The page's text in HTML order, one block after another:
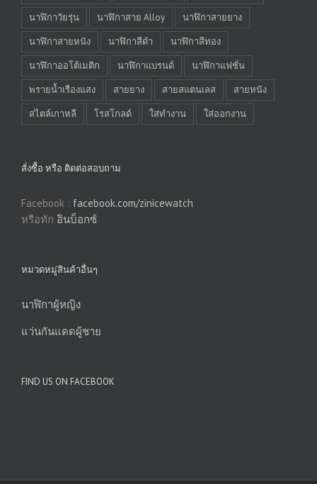
นาฬิกาวัยรุ่น
นาฬิกาสาย Alloy
นาฬิกาสายยาง
นาฬิกาสายหนัง
นาฬิกาสีดำ
นาฬิกาสีทอง
นาฬิกาออโต้เมติก
นาฬิกาแบรนด์
นาฬิกาแฟชั่น
พรายน้ำเรืองแสง
สายยาง สายสแตนเลส
สายหนัง
สไตล์เกาหลี
โรสโกลด์ ใส่ทำงาน ใส่ออกงาน
สั่งซื้อ หรือ ติดต่อสอบถาม
Facebook : facebook.com/zinicewatch
หรือทัก อินบ็อกซ์
หมวดหมู่สินค้าอื่นๆ
นาฬิกาผู้หญิง
แว่นกันแดดผู้ชาย
FIND US ON FACEBOOK